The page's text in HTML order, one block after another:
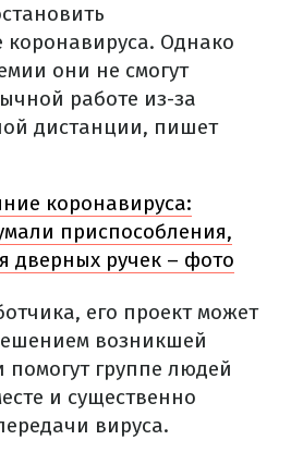
коронавируса. Однако
они не смогут
работе из-за
дистанции, пишет
коронавируса:
приспособления,
дверных ручек – фото
его проект может
возникшей
группе людей
и существенно
вируса.